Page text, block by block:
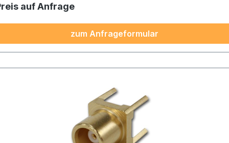
auf Anfrage
zum Anfrageformular